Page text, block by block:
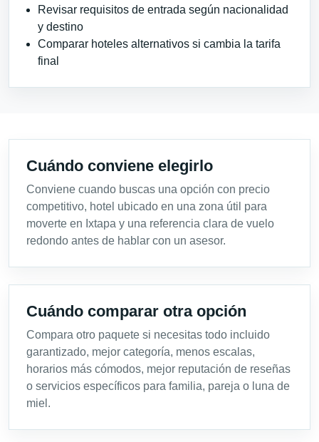
Revisar requisitos de entrada según nacionalidad
y destino
Comparar hoteles alternativos si cambia la tarifa
final
Cuándo conviene elegirlo
Conviene cuando buscas una opción con precio
competitivo, hotel ubicado en una zona útil para
moverte en Ixtapa y una referencia clara de vuelo
redondo antes de hablar con un asesor.
Cuándo comparar otra opción
Compara otro paquete si necesitas todo incluido
garantizado, mejor categoría, menos escalas,
horarios más cómodos, mejor reputación de reseñas
o servicios específicos para familia, pareja o luna de
miel.